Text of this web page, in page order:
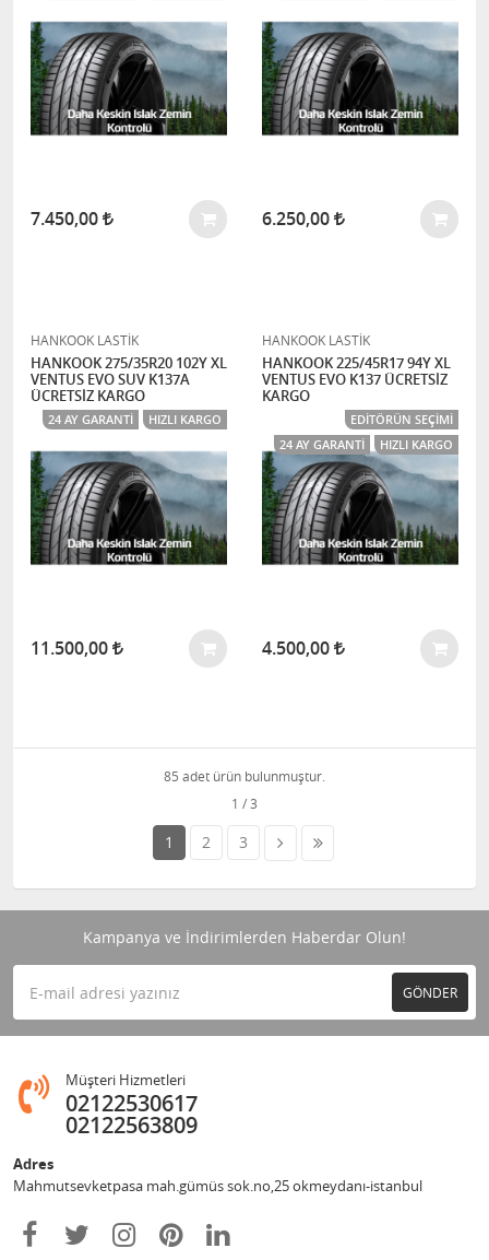
7.450,00 6.250,00
HANKOOK LASTİK
HANKOOK 275/35R20 102Y XL
VENTUS EVO SUV K137A
ÜCRETSİZ KARGO
24 AY GARANTI HIZLI KARGO
11.500,00
HANKOOK LASTİK
HANKOOK 225/45R17 94Y XL
VENTUS EVO K137 ÜCRETSİZ
KARGO
EDITÖRÜN SEÇIMI
24 AY GARANTI
HIZLI KARGO
4.500,00
85 adet ürün bulunmuştur.
1 2 3
Kampanya ve İndirimlerden Haberdar Olun!
GÖNDER
Müşteri Hizmetleri
02122530617
02122563809
Adres
Mahmutsevketpasa mah.gümüs sok.no,25 okmeydanı-istanbul